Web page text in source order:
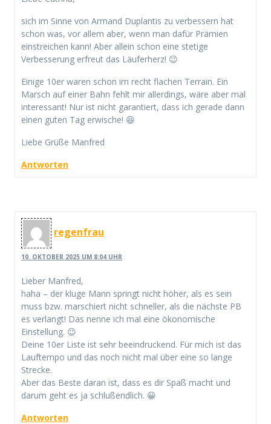
sich im Sinne von Armand Duplantis zu verbessern hat
schon was, vor allem aber, wenn man dafür Prämien
einstreichen kann! Aber allein schon eine stetige
Verbesserung erfreut das Läuferherz! 😉
Einige 10er waren schon im recht flachen Terrain. Ein
Marsch auf einer Bahn fehlt mir allerdings, wäre aber mal
interessant! Nur ist nicht garantiert, dass ich gerade dann
einen guten Tag erwische! 😆
Liebe Grüße Manfred
Antworten
regenfrau
10. OKTOBER 2025 UM 8:04 UHR
Lieber Manfred,
haha – der kluge Mann springt nicht höher, als es sein
muss bzw. marschiert nicht schneller, als die nächste PB
es verlangt! Das nenne ich mal eine ökonomische
Einstellung. 😉
Deine 10er Liste ist sehr beeindruckend. Für mich ist das
Lauftempo und das noch nicht mal über eine so lange
Strecke.
Aber das Beste daran ist, dass es dir Spaß macht und
darum geht es ja schlußendlich. 😀
Antworten